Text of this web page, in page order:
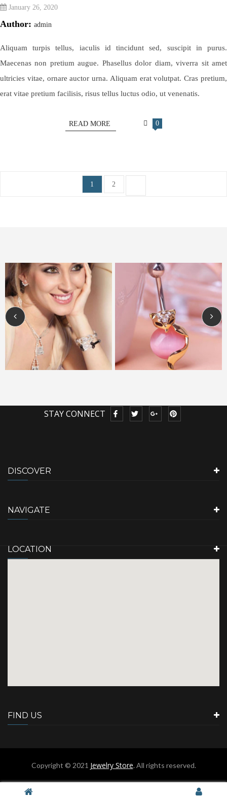
January 26, 2020
Author: admin
Aliquam turpis tellus, iaculis id tincidunt sed, suscipit in purus.
Maecenas non pretium augue. Phasellus dolor diam, viverra sit amet
ultricies vitae, ornare auctor urna. Aliquam erat volutpat. Cras pretium,
erat vitae pretium facilisis, risus tellus luctus odio, ut venenatis.
READ MORE 0
1 2
STAY CONNECT
DISCOVER
NAVIGATE
LOCATION
FIND US
Copyright © 2021 Jewelry Store. All rights reserved.